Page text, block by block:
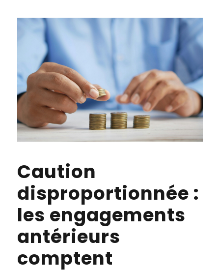
Caution
disproportionnée :
les engagements
antérieurs
comptent